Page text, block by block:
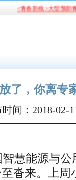
<青春防线>大型预防青少
了，你离专
间：2018-02-
智慧能源与
沓来。上周